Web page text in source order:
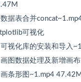
据表合并
可视化
视化库的安装和导入
图数据处理及新增画
条形图~1.mp4 47.42M